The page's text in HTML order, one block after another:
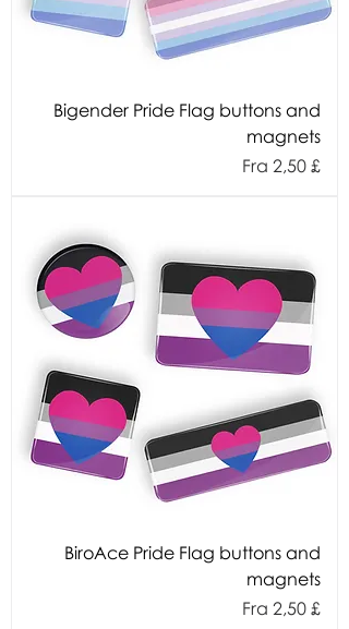
Bigender Pride Flag buttons and
magnets
Fra 2,50 £
Salgspris
BiroAce Pride Flag buttons and
magnets
Fra 2,50 £
Salgspris